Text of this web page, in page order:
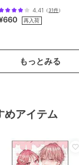
4.41 （31件）
再入荷
もっとみる
めアイテム